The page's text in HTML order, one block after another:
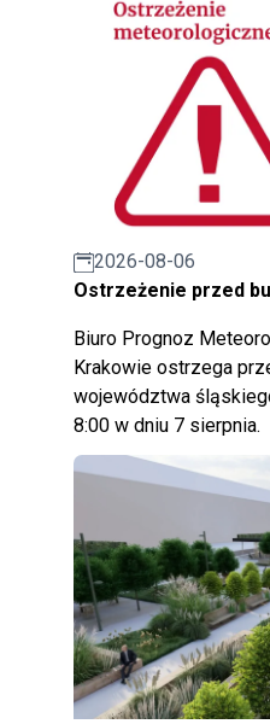
2026-08-06
Ostrzeżenie przed
Biuro Prognoz
Krakowie ostrzega
województwa
8:00 w dniu 7 sierpnia.